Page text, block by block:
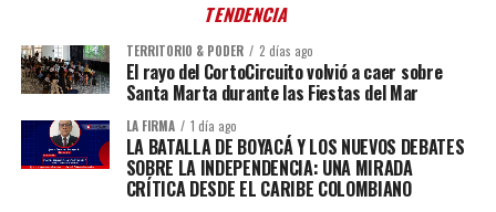
TENDENCIA
TERRITORIO & PODER 2 días ago
El rayo del CortoCircuito volvió a caer sobre
Santa Marta durante las Fiestas del Mar
LA FIRMA 1 día ago
LA BATALLA DE BOYACÁ Y LOS NUEVOS DEBATES
SOBRE LA INDEPENDENCIA: UNA MIRADA
CRÍTICA DESDE EL CARIBE COLOMBIANO